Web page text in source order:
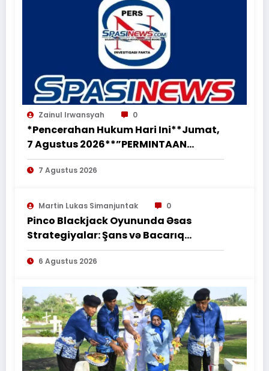
Zainul Irwansyah 0
*Pencerahan Hukum Hari Ini**Jumat,
7 Agustus 2026**”PERMINTAAN
PERUBAHAN PEKERJAAN SECARA LISAN
TIDAK MENGHAPUS KEWAJIBAN
PEKERJAAN SESUAI PERJANJIAN
TERTULIS”*
7 Agustus 2026
Martin Lukas Simanjuntak 0
Pinco Blackjack Oyununda Əsas
Strategiyalar: Şans və Bacarıq
Balansı – BetAz Oyununa İcmal
6 Agustus 2026